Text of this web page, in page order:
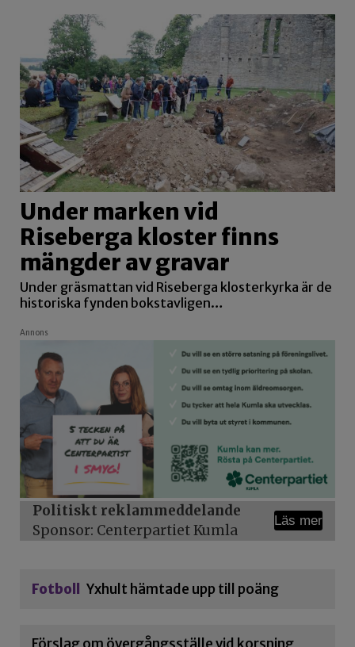
Under marken vid
Riseberga kloster finns
mängder av gravar
Under gräsmattan vid Riseberga klosterkyrka är de
historiska fynden bokstavligen…
Annons
Politiskt reklammeddelande
Sponsor: Centerpartiet Kumla
Läs mer
Fotboll Yxhult hämtade upp till poäng